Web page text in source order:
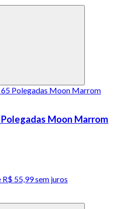
Moon Marrom
R$ 55,99 sem juros